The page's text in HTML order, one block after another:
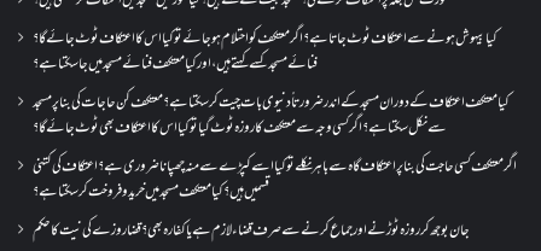
کیا بیہوش ہونے سے اعتکاف ٹوٹ جاتا ہے؟ اگر معتکف کو احتلام ہو جائے تو کیا اس کا اعتکاف ٹوٹ جائے گا؟
فنائے مسجد کسے کہتے ہیں ، اور کیا معتکف فنائے مسجد میں جا سکتا ہے؟
کیا معتکف اعتکاف کے دوران مسجد کے اندر ضرورتاً دنیوی بات چیت کر سکتا ہے؟معتکف کن حاجات کی بنا پر مسجد
سے نکل سکتا ہے؟ اگر کسی وجہ سے معتکف کا روزہ ٹوٹ گیا تو کیا اس کا اعتکاف بھی ٹوٹ جائے گا؟
اگر معتکف کسی حاجت کی بنا پر اعتکاف گاہ سے باہر نکلے تو کیا اسے کپڑے سے منہ چھپانا ضروری ہے؟اعتکاف کی کتنی
قسمیں ہیں؟کیا معتکف مسجد میں خرید و فروخت کر سکتا ہے؟
جان بوجھ کر روزہ ٹوڑنے اور جماع کرنے سے صرف قضاء لازم ہے یا کفارہ بھی؟ قضا روزے کی نیت کا حکم